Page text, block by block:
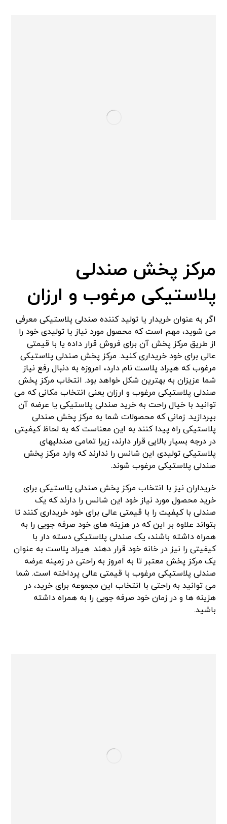
مرکز پخش صندلی
پلاستيکی مرغوب و ارزان
اگر به عنوان خریدار یا تولید کننده صندلی پلاستیکی معرفی
می شوید، مهم است که محصول مورد نیاز یا تولیدی خود را
از طریق مرکز پخش آن برای فروش قرار داده یا با قیمتی
عالی برای خود خریداری کنید. مرکز پخش صندلی پلاستیکی
مرغوب که هیراد پلاست نام دارد، امروزه به دنبال رفع نیاز
شما عزیزان به بهترین شکل خواهد بود. انتخاب مرکز پخش
صندلی پلاستیکی مرغوب و ارزان یعنی انتخاب مکانی که می
توانید با خیال راحت به خرید صندلی پلاستیکی یا عرضه آن
بپردازید. زمانی که محصولات شما به مرکز پخش صندلی
پلاستیکی راه پیدا کنند به این معناست که به لحاظ کیفیتی
در درجه بسیار بالایی قرار دارند، زیرا تمامی صندلیهای
پلاستیکی تولیدی این شانس را ندارند که وارد مرکز پخش
صندلی پلاستیکی مرغوب شوند.
خریداران نیز با انتخاب مرکز پخش صندلی پلاستیکی برای
خرید محصول مورد نیاز خود این شانس را دارند که یک
صندلی با کیفیت را با قیمتی عالی برای خود خریداری کنند تا
بتواند علاوه بر این که در هزینه های خود صرفه جویی را به
همراه داشته باشند، یک صندلی پلاستیکی دسته دار با
کیفیتی را نیز در خانه خود قرار دهند. هیراد پلاست به عنوان
یک مرکز پخش معتبر تا به امروز به راحتی در زمینه عرضه
صندلی پلاستیکی مرغوب با قیمتی عالی پرداخته است. شما
می توانید به راحتی با انتخاب این مجموعه برای خرید، در
هزینه ها و در زمان خود صرفه جویی را به همراه داشته
باشید.